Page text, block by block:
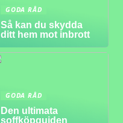
GODA RÅD
Så kan du skydda
ditt hem mot inbrott
GODA RÅD
Den ultimata
soffköpguiden